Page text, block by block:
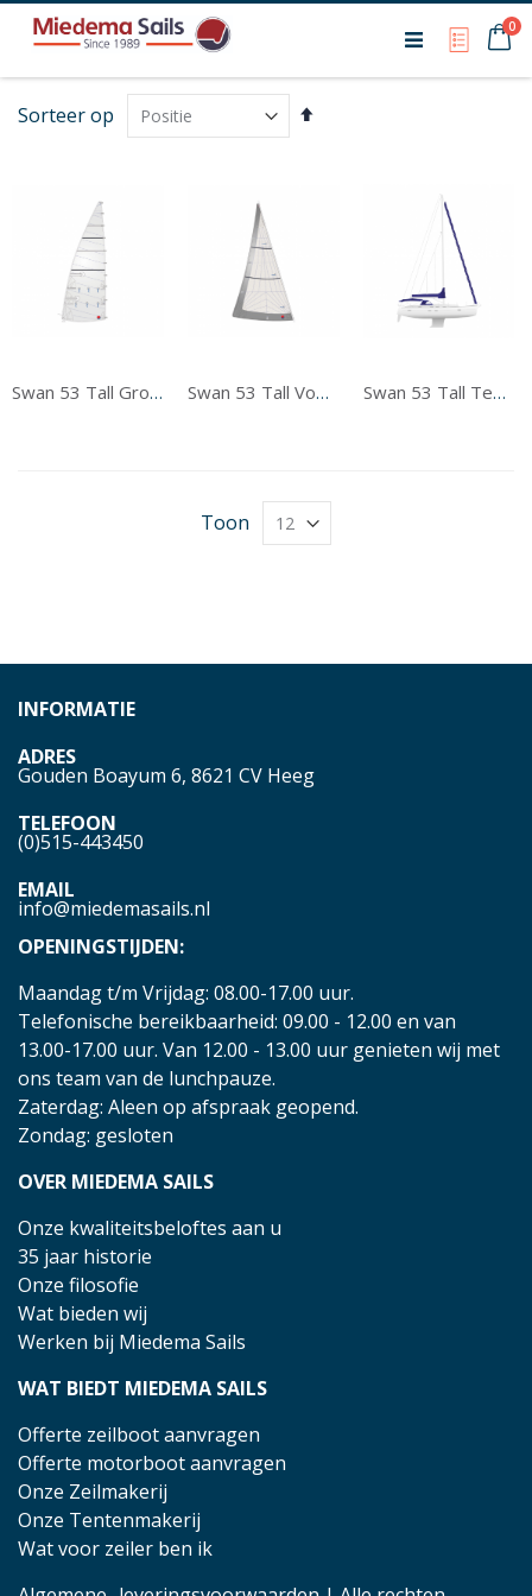
My0
Sorteer op
Van
Swan 53 Tall Grootzeil Swan 53 Tall Voorzeil Swan 53 Tall Tentwerk
Toon
INFORMATIE
ADRES
Gouden Boayum 6, 8621 CV Heeg
TELEFOON
(0)515-443450
EMAIL
info@miedemasails.nl
OPENINGSTIJDEN:
Maandag t/m Vrijdag: 08.00-17.00 uur.
Telefonische bereikbaarheid: 09.00 - 12.00 en van
13.00-17.00 uur. Van 12.00 - 13.00 uur genieten wij met
ons team van de lunchpauze.
Zaterdag: Aleen op afspraak geopend.
Zondag: gesloten
OVER MIEDEMA SAILS
Onze kwaliteitsbeloftes aan u
35 jaar historie
Onze filosofie
Wat bieden wij
Werken bij Miedema Sails
WAT BIEDT MIEDEMA SAILS
Offerte zeilboot aanvragen
Offerte motorboot aanvragen
Onze Zeilmakerij
Onze Tentenmakerij
Wat voor zeiler ben ik